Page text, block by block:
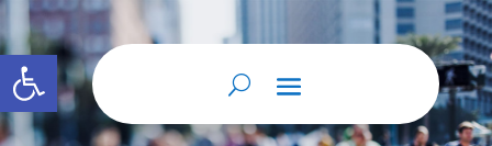
Abrir barra de herramientas